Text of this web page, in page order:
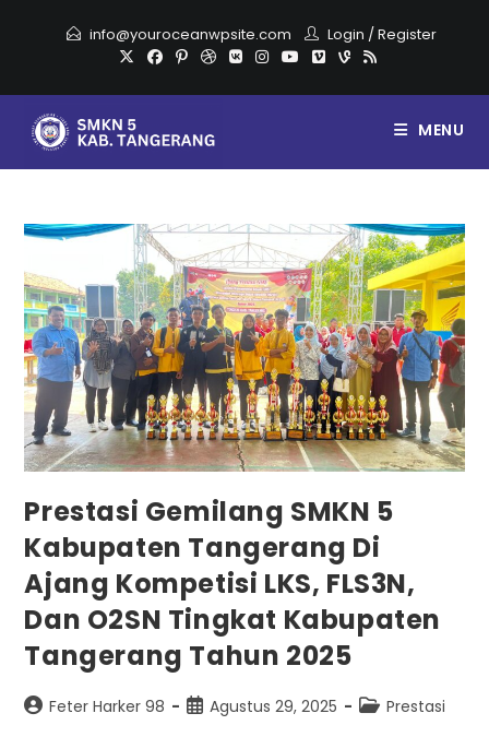
info@youroceanwpsite.com Login /Register
MENU
Prestasi Gemilang SMKN 5
Kabupaten Tangerang Di
Ajang Kompetisi LKS, FLS3N,
Dan O2SN Tingkat Kabupaten
Tangerang Tahun 2025
Feter Harker 98 Agustus 29, 2025 Prestasi